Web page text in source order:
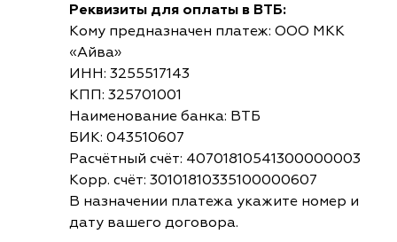
Реквизиты для оплаты в ВТБ:
Кому предназначен платеж: ООО МКК
«Айва»
ИНН: 3255517143
КПП: 325701001
Наименование банка: ВТБ
БИК: 043510607
Расчётный счёт: 40701810541300000003
Корр. счёт: 30101810335100000607
В назначении платежа укажите номер и
дату вашего договора.